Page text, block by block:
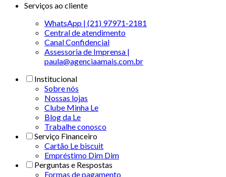
Serviços ao cliente
WhatsApp | (21) 97971-2181
Central de atendimento
Canal Confidencial
Assessoria de Imprensa |
paula@agenciaamais.com.br
Institucional
Sobre nós
Nossas lojas
Clube Minha Le
Blog da Le
Trabalhe conosco
Serviço Financeiro
Cartão Le biscuit
Empréstimo Dim Dim
Perguntas e Respostas
Formas de pagamento